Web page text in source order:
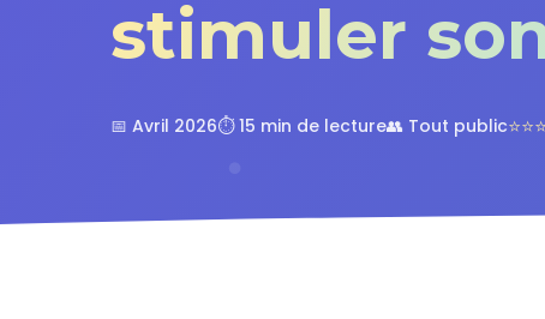
stimuler
📅 Avril 2026⏱️ 15 min de lecture👥 Tout public